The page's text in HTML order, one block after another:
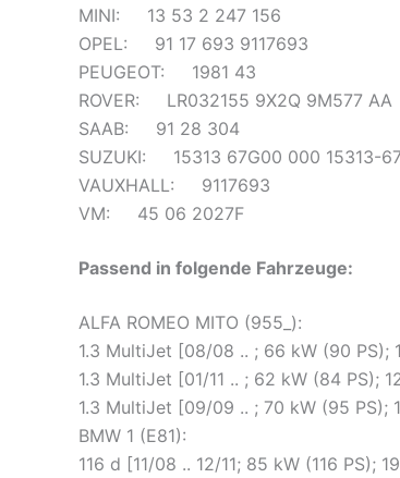
MINI: 13 53 2 247 156
OPEL: 91 17 693 9117693
PEUGEOT: 1981 43
ROVER: LR032155 9X2Q 9M577 AA
SAAB: 91 28 304
SUZUKI: 15313 67G00 000 15313-
VAUXHALL: 9117693
VM: 45 06 2027F
Passend in folgende Fahrzeuge:
ALFA ROMEO MITO (955_):
1.3 MultiJet [08/08 .. ; 66 kW (90
1.3 MultiJet [01/11 .. ; 62 kW (84 PS);
1.3 MultiJet [09/09 .. ; 70 kW (95 PS);
BMW 1 (E81):
116 d [11/08 .. 12/11; 85 kW (116 PS);